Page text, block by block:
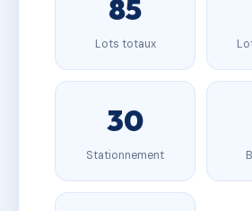
85
Lots totaux
30
Stationnement